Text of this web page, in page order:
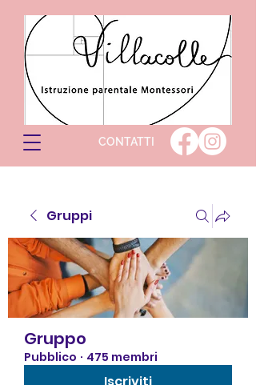
CONTATTI
Gruppi
Gruppo
Pubblico · 475 membri